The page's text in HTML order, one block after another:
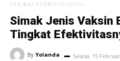
TINGKAT EFEKTIVITASNYA
Simak Jenis Vaksin
Tingkat
By Yolanda Selasa, 15